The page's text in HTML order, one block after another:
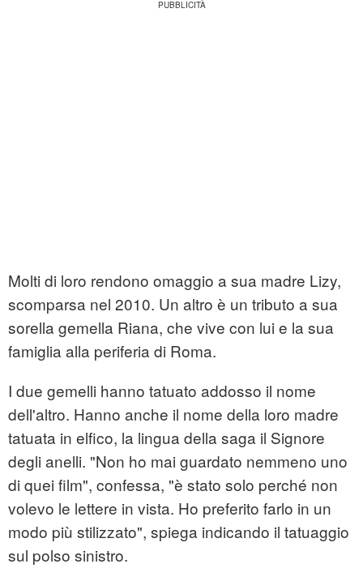
Molti di loro rendono omaggio a sua madre Lizy,
scomparsa nel 2010. Un altro è un tributo a sua
sorella gemella Riana, che vive con lui e la sua
famiglia alla periferia di Roma.
I due gemelli hanno tatuato addosso il nome
dell'altro. Hanno anche il nome della loro madre
tatuata in elfico, la lingua della saga il Signore
degli anelli. "Non ho mai guardato nemmeno uno
di quei film", confessa, "è stato solo perché non
volevo le lettere in vista. Ho preferito farlo in un
modo più stilizzato", spiega indicando il tatuaggio
sul polso sinistro.